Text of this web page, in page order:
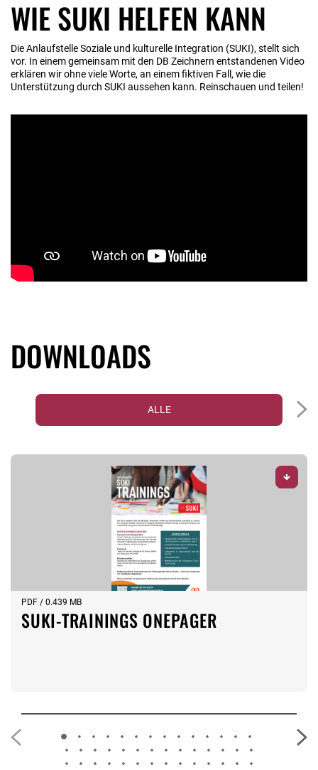
WIE SUKI HELFEN KANN
Die Anlaufstelle Soziale und kulturelle Integration (SUKI), stellt sich
vor. In einem gemeinsam mit den DB Zeichnern entstandenen Video
erklären wir ohne viele Worte, an einem fiktiven Fall, wie die
Unterstützung durch SUKI aussehen kann. Reinschauen und teilen!
DOWNLOADS
ALLE
PDF / 0.439 MB
SUKI-TRAININGS ONEPAGER